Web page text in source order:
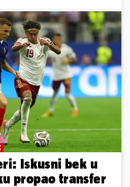
Iskusni bek u
propao transfer